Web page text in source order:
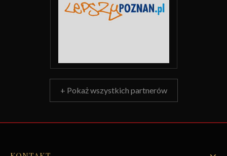
+ Pokaż wszystkich partnerów